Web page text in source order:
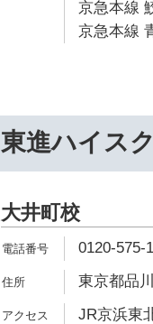
京急本線
京急本線
東進ハイス
大井町校
0120-575-
東京都品
JR京浜東